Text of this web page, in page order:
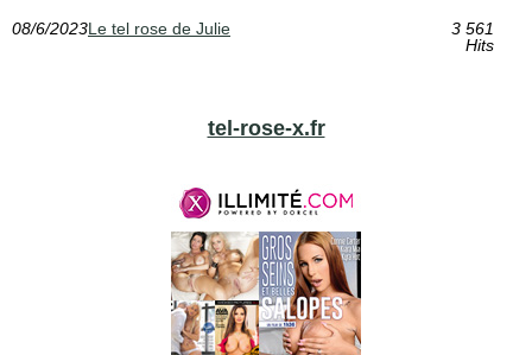
08/6/2023Le tel rose de Julie
3 561
Hits
tel-rose-x.fr